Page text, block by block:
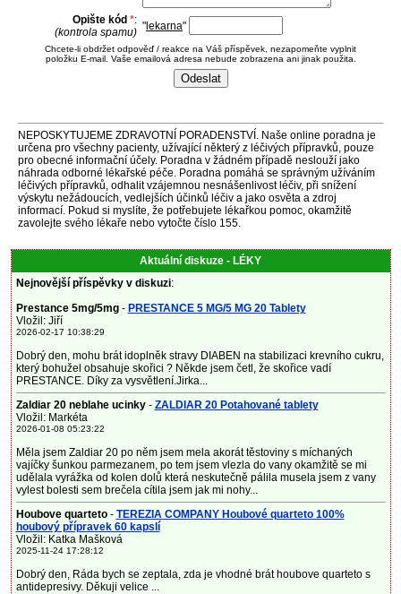
Opište kód *:
(kontrola spamu) " lekarna"
Chcete-li obdržet odpověď / reakce na Váš příspěvek, nezapomeňte vyplnit
položku E-mail. Vaše emailová adresa nebude zobrazena ani jinak použita.
NEPOSKYTUJEME ZDRAVOTNÍ PORADENSTVÍ. Naše online poradna je
určena pro všechny pacienty, užívající některý z léčivých přípravků, pouze
pro obecné informační účely. Poradna v žádném případě neslouží jako
náhrada odborné lékařské péče. Poradna pomáhá se správným užíváním
léčivých přípravků, odhalit vzájemnou nesnášenlivost léčiv, při snížení
výskytu nežádoucích, vedlejších účinků léčiv a jako osvěta a zdroj
informací. Pokud si myslíte, že potřebujete lékařkou pomoc, okamžitě
zavolejte svého lékaře nebo vytočte číslo 155.
Aktuální diskuze - LÉKY
Nejnovější příspěvky v diskuzi:
Prestance 5mg/5mg- PRESTANCE 5 MG/5 MG 20 Tablety
Vložil: Jiří
2026-02-17 10:38:29
Dobrý den, mohu brát idoplněk stravy DIABEN na stabilizaci krevního cukru,
který bohužel obsahuje skořici ? Někde jsem četl, že skořice vadí
PRESTANCE. Díky za vysvětlení.Jirka...
Zaldiar 20 neblahe ucinky- ZALDIAR 20 Potahované tablety
Vložil: Markéta
2026-01-08 05:23:22
Měla jsem Zaldiar 20 po něm jsem mela akorát těstoviny s míchaných
vajíčky šunkou parmezanem, po tem jsem vlezla do vany okamžitě se mi
udělala vyrážka od kolen dolů která neskutečně pálila musela jsem z vany
vylest bolesti sem brečela cítila jsem jak mi nohy...
Houbove quarteto- TEREZIA COMPANY Houbové quarteto 100%
houbový přípravek 60 kapslí
Vložil: Katka Mašková
2025-11-24 17:28:12
Dobrý den, Ráda bych se zeptala, zda je vhodné brát houbove quarteto s
antidepresivy. Děkuji velice ...